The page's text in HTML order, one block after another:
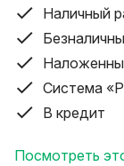
Покрытие:
Масса: 1902 г
Габариты:
Гарантийный
Самовывоз
Наличный
Система
В кредит
Посмотреть